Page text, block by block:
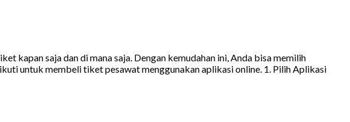
kapan saja dan di mana saja. Dengan kemudahan ini, Anda bisa memilih
untuk membeli tiket pesawat menggunakan aplikasi online. 1. Pilih Aplikasi